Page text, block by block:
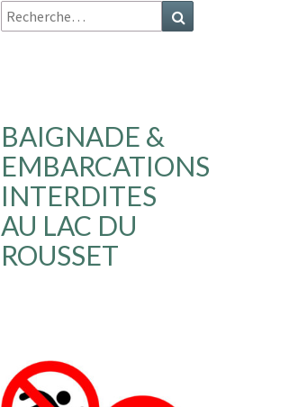
Recherche
:
BAIGNADE &
EMBARCATIONS
INTERDITES
AU LAC DU
ROUSSET